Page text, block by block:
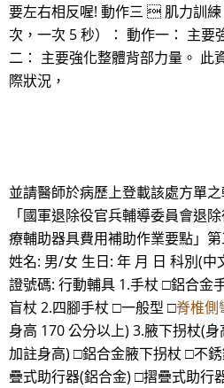
要左右相反喔! 動作三  肌力訓
次，一次 5 秒）： 動作一： 主要
二： 主要強化整體背部力量。 此
際狀況，
並請醫師於病歷上登載該處方單
「國軍退除役官兵輔導委員會退
療輔助器具費用補助作業要點」
姓名: 男/女 生日: 年 月 日 科別(中
證號碼: 行動輔具 1.手杖 □鋁合金
盲杖 2.四腳手杖 □一般型 □脊椎側
身高 170 公分以上) 3.腋下拐杖(
加註身高) □鋁合金腋下拐杖 □不
疊式助行器(鋁合金) □摺疊式助行